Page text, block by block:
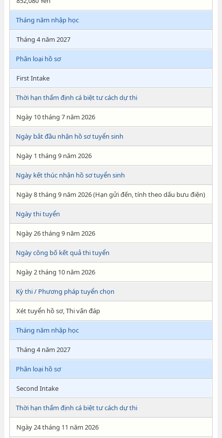
Tháng năm nhập học
Tháng 4 năm 2027
Phân loại hồ sơ
First Intake
Thời hạn thẩm định cá biệt tư cách dự thi
Ngày 10 tháng 7 năm 2026
Ngày bắt đầu nhận hồ sơ tuyển sinh
Ngày 1 tháng 9 năm 2026
Ngày kết thúc nhận hồ sơ tuyển sinh
Ngày 8 tháng 9 năm 2026 (Hạn gửi đến, tính theo dấu bưu điện)
Ngày thi tuyển
Ngày 26 tháng 9 năm 2026
Ngày công bố kết quả thi tuyển
Ngày 2 tháng 10 năm 2026
Kỳ thi / Phương pháp tuyển chọn
Xét tuyển hồ sơ, Thi vấn đáp
Tháng năm nhập học
Tháng 4 năm 2027
Phân loại hồ sơ
Second Intake
Thời hạn thẩm định cá biệt tư cách dự thi
Ngày 24 tháng 11 năm 2026